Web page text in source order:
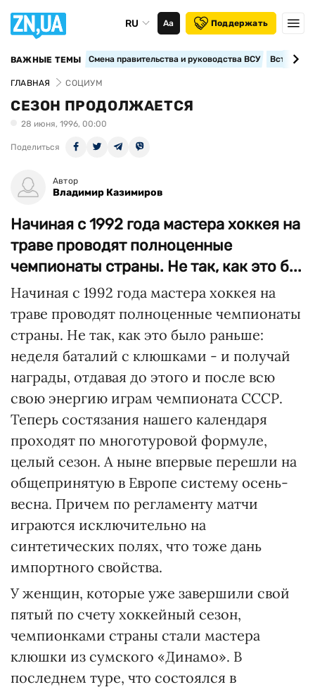
RU Аа Поддержать
ВАЖНЫЕ ТЕМЫ Смена правительства и руководства ВСУ
ГЛАВНАЯ СОЦИУМ
СЕЗОН ПРОДОЛЖАЕТСЯ
28 июня, 1996, 00:00
Поделиться
Автор
Владимир Казимиров
Начиная с 1992 года мастера хоккея на
траве проводят полноценные
чемпионаты страны. Не так, как это б...
Начиная с 1992 года мастера хоккея на
траве проводят полноценные чемпионаты
страны. Не так, как это было раньше:
неделя баталий с клюшками - и получай
награды, отдавая до этого и после всю
свою энергию играм чемпионата СССР.
Теперь состязания нашего календаря
проходят по многотуровой формуле,
целый сезон. А ныне впервые перешли на
общепринятую в Европе систему осень-
весна. Причем по регламенту матчи
играются исключительно на
синтетических полях, что тоже дань
импортного свойства.
У женщин, которые уже завершили свой
пятый по счету хоккейный сезон,
чемпионками страны стали мастера
клюшки из сумского «Динамо». В
последнем туре, что состоялся в